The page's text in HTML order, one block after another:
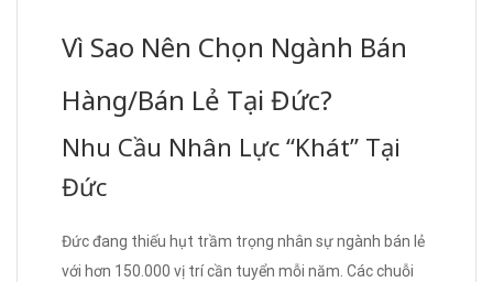
Vì Sao Nên Chọn Ngành Bán
Hàng/Bán Lẻ Tại Đức?
Nhu Cầu Nhân Lực “Khát” Tại
Đức
Đức đang thiếu hụt trầm trọng nhân sự ngành bán lẻ
với hơn 150.000 vị trí cần tuyển mỗi năm. Các chuỗi